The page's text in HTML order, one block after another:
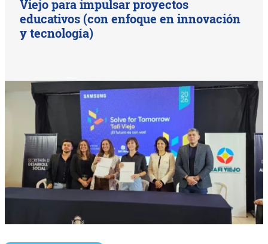
Viejo para impulsar proyectos
educativos (con enfoque en innovación
y tecnología)